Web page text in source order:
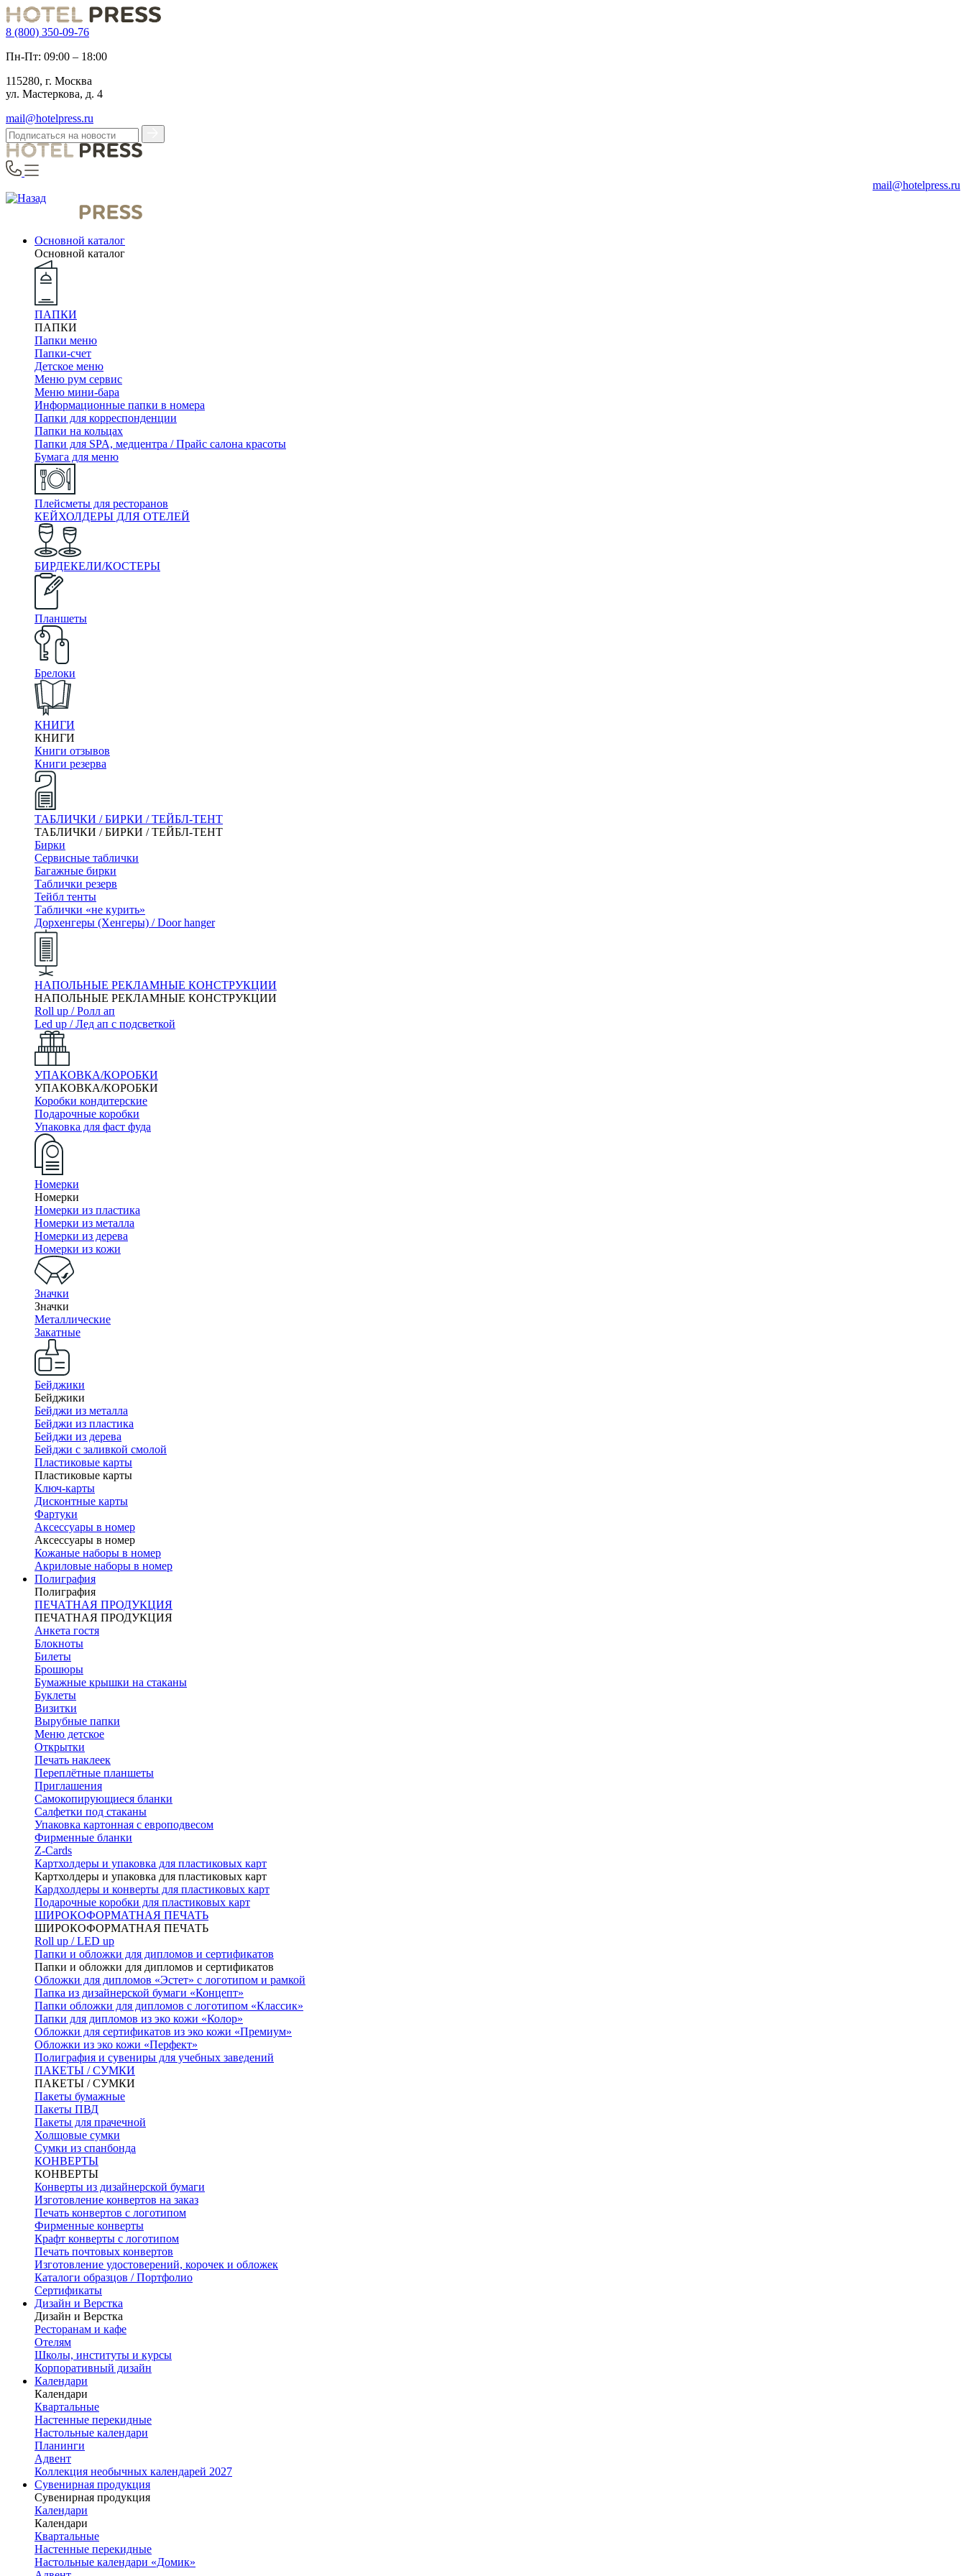
8 (800) 350-09-76
Пн-Пт: 09:00 – 18:00
115280, г. Москва
ул. Мастеркова, д. 4
mail@hotelpress.ru
mail@hotelpress.ru
Основной каталог
Основной каталог
ПАПКИ
ПАПКИ
Папки меню
Папки-счет
Детское меню
Меню рум сервис
Меню мини-бара
Информационные папки в номера
Папки для корреспонденции
Папки на кольцах
Папки для SPA, медцентра / Прайс салона красоты
Бумага для меню
Плейсметы для ресторанов
КЕЙХОЛДЕРЫ ДЛЯ ОТЕЛЕЙ
БИРДЕКЕЛИ/КОСТЕРЫ
Планшеты
Брелоки
КНИГИ
КНИГИ
Книги отзывов
Книги резерва
ТАБЛИЧКИ / БИРКИ / ТЕЙБЛ-ТЕНТ
ТАБЛИЧКИ / БИРКИ / ТЕЙБЛ-ТЕНТ
Бирки
Сервисные таблички
Багажные бирки
Таблички резерв
Тейбл тенты
Таблички «не курить»
Дорхенгеры (Хенгеры) / Door hanger
НАПОЛЬНЫЕ РЕКЛАМНЫЕ КОНСТРУКЦИИ
НАПОЛЬНЫЕ РЕКЛАМНЫЕ КОНСТРУКЦИИ
Roll up / Ролл ап
Led up / Лед ап с подсветкой
УПАКОВКА/КОРОБКИ
УПАКОВКА/КОРОБКИ
Коробки кондитерские
Подарочные коробки
Упаковка для фаст фуда
Номерки
Номерки
Номерки из пластика
Номерки из металла
Номерки из дерева
Номерки из кожи
Значки
Значки
Металлические
Закатные
Бейджики
Бейджики
Бейджи из металла
Бейджи из пластика
Бейджи из дерева
Бейджи с заливкой смолой
Пластиковые карты
Пластиковые карты
Ключ-карты
Дисконтные карты
Фартуки
Аксессуары в номер
Аксессуары в номер
Кожаные наборы в номер
Акриловые наборы в номер
Полиграфия
Полиграфия
ПЕЧАТНАЯ ПРОДУКЦИЯ
ПЕЧАТНАЯ ПРОДУКЦИЯ
Анкета гостя
Блокноты
Билеты
Брошюры
Бумажные крышки на стаканы
Буклеты
Визитки
Вырубные папки
Меню детское
Открытки
Печать наклеек
Переплётные планшеты
Приглашения
Самокопирующиеся бланки
Салфетки под стаканы
Упаковка картонная с европодвесом
Фирменные бланки
Z-Cards
Картхолдеры и упаковка для пластиковых карт
Картхолдеры и упаковка для пластиковых карт
Кардхолдеры и конверты для пластиковых карт
Подарочные коробки для пластиковых карт
ШИРОКОФОРМАТНАЯ ПЕЧАТЬ
ШИРОКОФОРМАТНАЯ ПЕЧАТЬ
Roll up / LED up
Папки и обложки для дипломов и сертификатов
Папки и обложки для дипломов и сертификатов
Обложки для дипломов «Эстет» с логотипом и рамкой
Папка из дизайнерской бумаги «Концепт»
Папки обложки для дипломов с логотипом «Классик»
Папки для дипломов из эко кожи «Колор»
Обложки для сертификатов из эко кожи «Премиум»
Обложки из эко кожи «Перфект»
Полиграфия и сувениры для учебных заведений
ПАКЕТЫ / СУМКИ
ПАКЕТЫ / СУМКИ
Пакеты бумажные
Пакеты ПВД
Пакеты для прачечной
Холщовые сумки
Сумки из спанбонда
КОНВЕРТЫ
КОНВЕРТЫ
Конверты из дизайнерской бумаги
Изготовление конвертов на заказ
Печать конвертов с логотипом
Фирменные конверты
Крафт конверты с логотипом
Печать почтовых конвертов
Изготовление удостоверений, корочек и обложек
Каталоги образцов / Портфолио
Сертификаты
Дизайн и Верстка
Дизайн и Верстка
Ресторанам и кафе
Отелям
Школы, институты и курсы
Корпоративный дизайн
Календари
Календари
Квартальные
Настенные перекидные
Настольные календари
Планинги
Адвент
Коллекция необычных календарей 2027
Сувенирная продукция
Сувенирная продукция
Календари
Календари
Квартальные
Настенные перекидные
Настольные календари «Домик»